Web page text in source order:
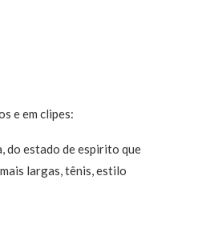
e em clipes:
do estado de espirito que
largas, tênis, estilo